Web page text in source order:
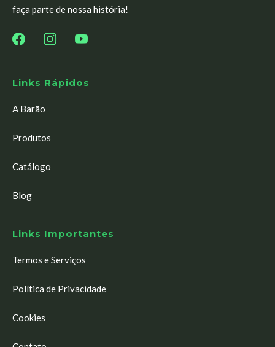
faça parte de nossa história!
Links Rápidos
A Barão
Produtos
Catálogo
Blog
Links Importantes
Termos e Serviços
Política de Privacidade
Cookies